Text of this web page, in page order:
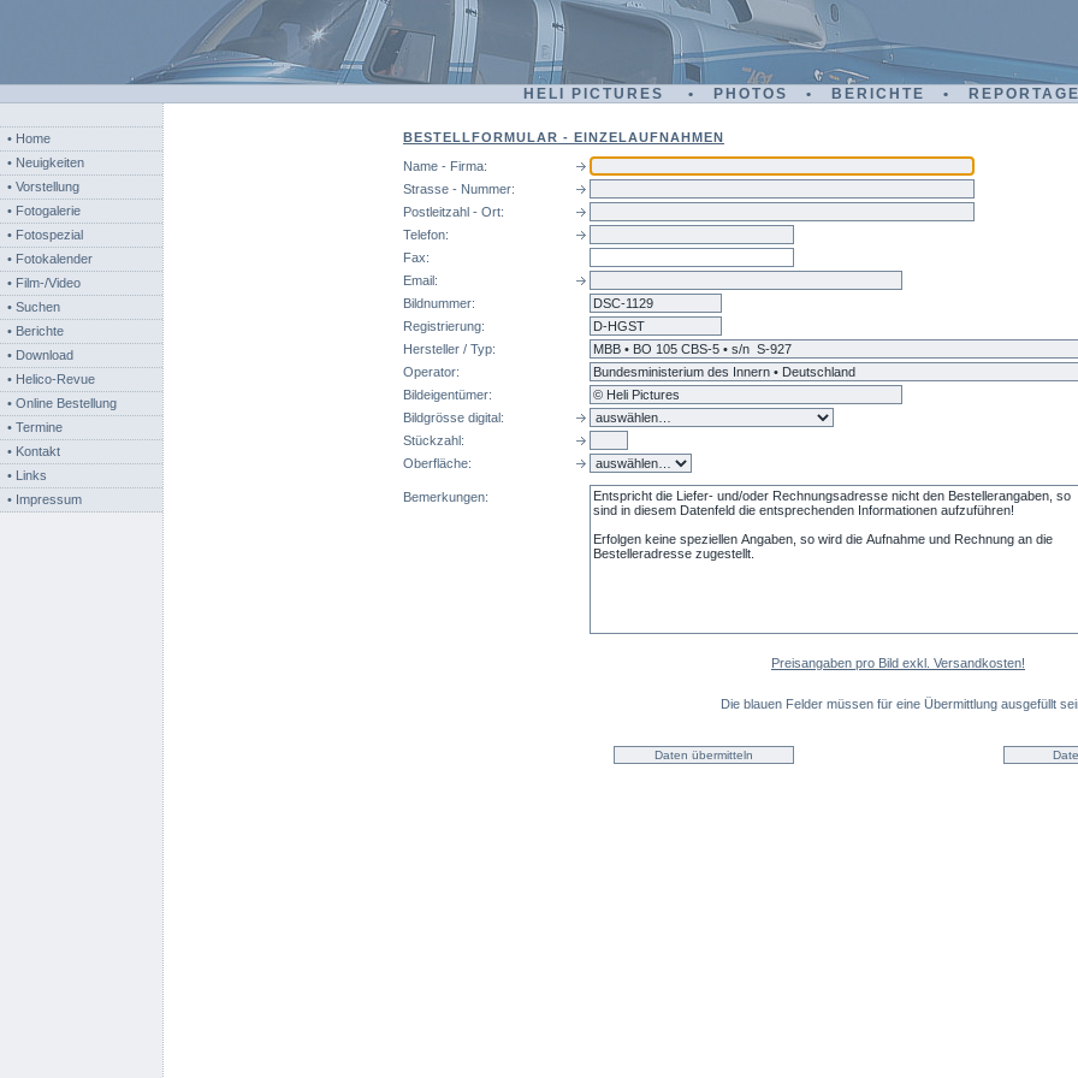
HELI PICTURES • PHOTOS • BERICHTE •
• Home
• Neuigkeiten
• Vorstellung
• Fotogalerie
• Fotospezial
• Fotokalender
• Film-/Video
• Suchen
• Berichte
• Download
• Helico-Revue
• Online Bestellung
• Termine
• Kontakt
• Links
• Impressum
BESTELLFORMULAR - EINZELAUFNAHMEN
Name - Firma:
Strasse - Nummer:
Postleitzahl - Ort:
Telefon:
Fax:
Email:
Bildnummer:
Registrierung:
Hersteller / Typ:
Operator:
Bildeigentümer:
Bildgrösse digital:
Stückzahl:
Oberfläche:
Bemerkungen:
Preisangaben pro Bild exkl. Versandkosten!
Die blauen Felder müssen für eine Übermittlung ausgefüllt